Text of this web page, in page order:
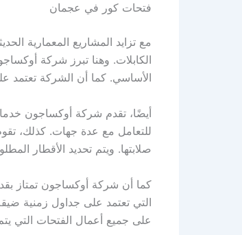
فتحات كور في عجمان
مع تزايد المشاريع المعمارية
الكابلات. وهنا تبرز شركة
الأساسي. كما أن الشركة تعتمد
أيضًا، تقدم شركة أوكساجون
للتعامل مع عدة جهات. كذلك،
صلابتها. ويتم تحديد الأقطار
كما أن شركة أوكساجون تمتاز
التي تعتمد على جداول زمنية
على جميع أعمال الفتحات التي